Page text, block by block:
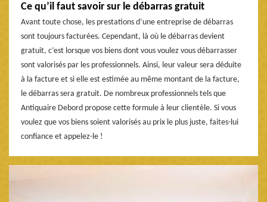
Ce qu’il faut savoir sur le débarras gratuit
Avant toute chose, les prestations d’une entreprise de débarras
sont toujours facturées. Cependant, là où le débarras devient
gratuit, c’est lorsque vos biens dont vous voulez vous débarrasser
sont valorisés par les professionnels. Ainsi, leur valeur sera déduite
à la facture et si elle est estimée au même montant de la facture,
le débarras sera gratuit. De nombreux professionnels tels que
Antiquaire Debord propose cette formule à leur clientèle. Si vous
voulez que vos biens soient valorisés au prix le plus juste, faites-lui
confiance et appelez-le !